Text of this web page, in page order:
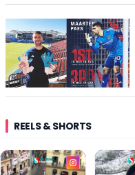
REELS & SHORTS